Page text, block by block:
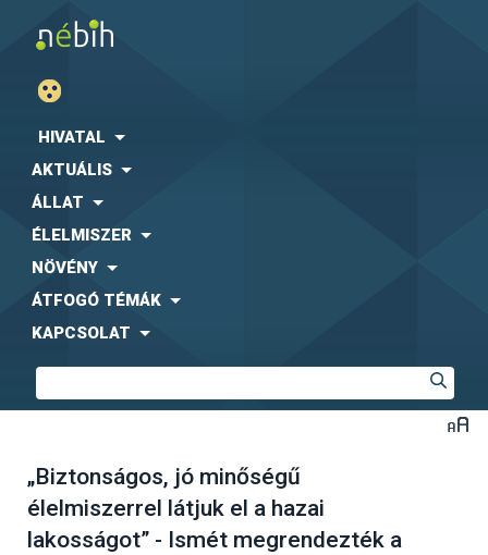
HIVATAL
AKTUÁLIS
ÁLLAT
ÉLELMISZER
NÖVÉNY
ÁTFOGÓ TÉMÁK
KAPCSOLAT
„Biztonságos, jó minőségű
élelmiszerrel látjuk el a hazai
lakosságot” - Ismét megrendezték a